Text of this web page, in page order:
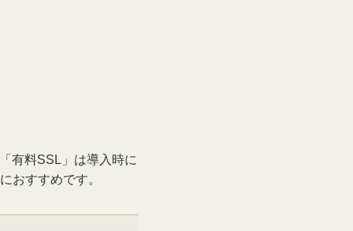
有料SSL」は導入時に
おすすめです。